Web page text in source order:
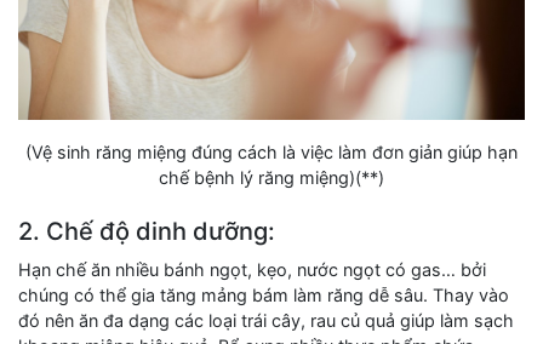
(Vệ sinh răng miệng đúng cách là việc làm đơn giản giúp hạn
chế bệnh lý răng miệng)(**)
2. Chế độ dinh dưỡng:
Hạn chế ăn nhiều bánh ngọt, kẹo, nước ngọt có gas… bởi
chúng có thể gia tăng mảng bám làm răng dễ sâu. Thay vào
đó nên ăn đa dạng các loại trái cây, rau củ quả giúp làm sạch